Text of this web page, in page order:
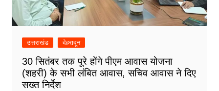
उत्तराखंड देहरादून
30 सितंबर तक पूरे होंगे पीएम आवास योजना
(शहरी) के सभी लंबित आवास, सचिव आवास ने दिए
सख्त निर्देश